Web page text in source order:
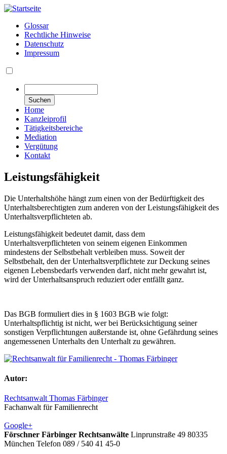
Direkt
Inhalt
Secondary
links
Glossar
Rechtliche Hinweise
Datenschutz
Impressum
Navigation
Home
Kanzleiprofil
Tätigkeitsbereiche
Mediation
Vergütung
Kontakt
Leistungsfähigkeit
Die Unterhaltshöhe hängt zum einen von der Bedürftigkeit des
Unterhaltsberechtigten zum anderen von der Leistungsfähigkeit des
Unterhaltsverpflichteten ab.
Leistungsfähigkeit bedeutet damit, dass dem
Unterhaltsverpflichteten von seinem eigenen Einkommen
mindestens der Selbstbehalt verbleiben muss. Soweit der
Selbstbehalt, den der Unterhaltsverpflichtete zur Deckung seines
eigenen Lebensbedarfs verwenden darf, nicht mehr gewahrt ist,
wird der Unterhaltsanspruch reduziert oder entfällt ganz.
Das BGB formuliert dies in § 1603 BGB wie folgt:
Unterhaltspflichtig ist nicht, wer bei Berücksichtigung seiner
sonstigen Verpflichtungen außerstande ist, ohne Gefährdung seines
angemessenen Unterhalts den Unterhalt zu gewähren.
Autor:
Rechtsanwalt Thomas Färbinger
Fachanwalt für Familienrecht
Google+
Förschner Färbinger Rechtsanwälte Linprunstraße 49 80335
München Telefon 089 / 540 41 45-0